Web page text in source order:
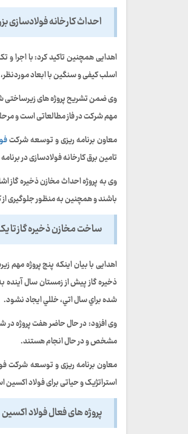
احداث کارخانه فولادسازی
اهدایی همچنین تاکید کرد: با اجرا و
اسلب کیفی و سنگین با ابعاد موردنظر، میزان تولید
مهم شرکت در فاز مطالعاتی است و
معاون برنامه ریزی و توسعه شرکت
تامين برق کارخانه فولادسازی در
باشند و همچنین به منظور جلوگیری
ساخت مخازن ذخیره گاز تا
اهدایی با بیان اینکه پنج پروژه
ذخیره گاز پیش از زمستان سال آینده
شده براي سال اتي، خللي ايجاد نشود.
وی افزود: در حال حاضر هفت پروژه در
مشخص و در حال انجام هستند.
معاون برنامه ریزی و توسعه شرکت
استراتژیک و حیاتی برای فولاد اکسین است که طبق
پروژه های فعال فولاد اکسین